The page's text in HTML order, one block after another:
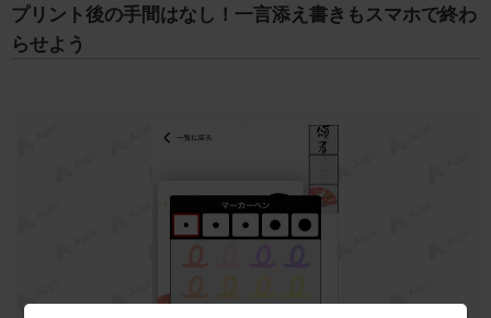
プリント後の手間はなし！一言添え書きもスマホで終わ
らせよう